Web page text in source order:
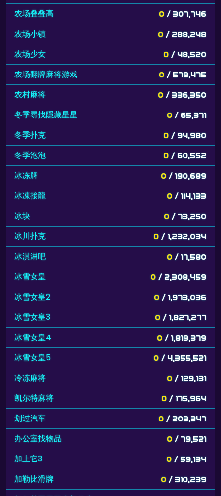
农场叠叠高 0 / 307,746
农场小镇 0 / 288,248
农场少女 0 / 48,520
农场翻牌麻将游戏 0 / 579,475
农村麻将 0 / 336,350
冬季尋找隱藏星星 0 / 65,371
冬季扑克 0 / 94,980
冬季泡泡 0 / 60,552
冰冻牌 0 / 190,689
冰凍接龍 0 / 114,133
冰块 0 / 73,250
冰川扑克 0 / 1,232,034
冰淇淋吧 0 / 17,580
冰雪女皇 0 / 2,308,459
冰雪女皇2 0 / 1,973,036
冰雪女皇3 0 / 1,827,277
冰雪女皇4 0 / 1,819,379
冰雪女皇5 0 / 4,355,521
冷冻麻将 0 / 129,131
凯尔特麻将 0 / 175,964
划过汽车 0 / 203,347
办公室找物品 0 / 79,521
加上它3 0 / 59,134
加勒比滑牌 0 / 310,239